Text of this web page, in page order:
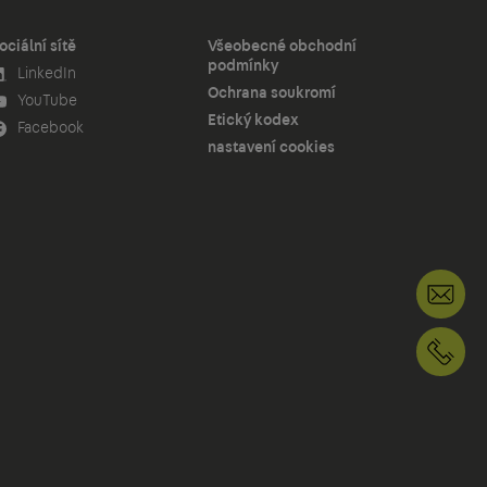
sítě
LinkedIn
YouTube
Facebook
Všeobecné obchodní
podmínky
Ochrana soukromí
Etický kodex
nastavení cookies